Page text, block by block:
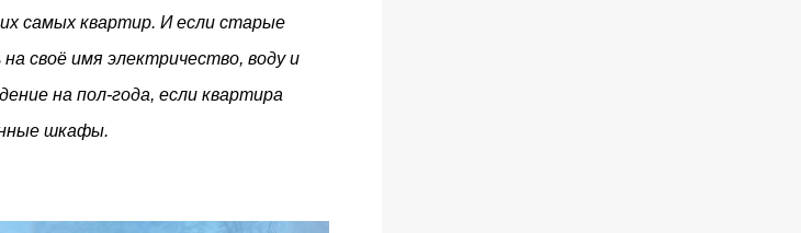
самых квартир. И если старые
своё имя электричество, воду и
на пол-года, если квартира
шкафы.